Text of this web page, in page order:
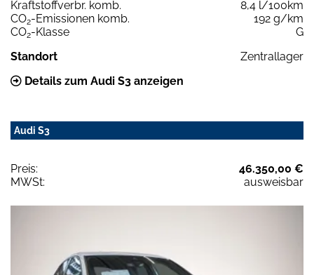
Kraftstoffverbr. komb.
8,4 l/100km
CO2-Emissionen komb.
192 g/km
CO2-Klasse
G
Standort
Zentrallager
Details zum Audi S3 anzeigen
Audi S3
Preis:
46.350,00 €
MWSt:
ausweisbar